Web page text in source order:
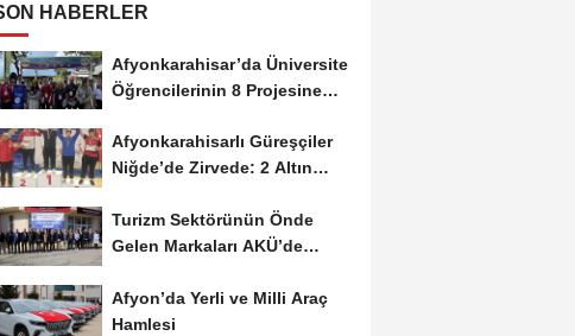
HABERLER
Afyonkarahisar’da Üniversite
Öğrencilerinin 8 Projesine
Afyonkarahisarlı Güreşçiler
Niğde’de Zirvede: 2 Altın
Turizm Sektörünün Önde
Gelen Markaları AKÜ’de
Afyon’da Yerli ve Milli Araç
Hamlesi